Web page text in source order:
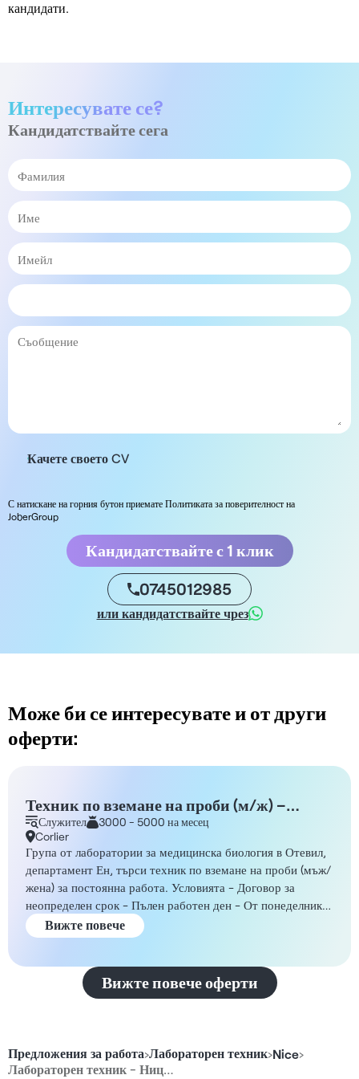
Предложения за работа›Лабораторен техник›Nice›
Лабораторен техник - Ниц…
кандидати.
Интересувате се?
Кандидатствайте сега
Качете своето CV
С натискане на горния бутон приемате Политиката за поверителност на
JoberGroup
Кандидатствайте с 1 клик
0745012985
или кандидатствайте чрез
Може би се интересувате и от други
оферти:
Техник по вземане на проби (м/ж) –
Отевил 01
Служител
3000 - 5000 на месец
Corlier
Група от лаборатории за медицинска биология в Отевил,
департамент Ен, търси техник по вземане на проби (мъж/
жена) за постоянна работа. Условията - Договор за
неопределен срок - Пълен работен ден - От понеделник
до петък - Всеки втори събота от 7:00 до 12:00 ч.
Организацията Ще се присъедините към независима
през 60-те години и състояща се от мрежа от няколко
обекта. Дейността включва рутинни анализи, вземане на
сперматологията, като специализираните анализи се
възлагат на външни партньори. Възнаграждение -
Вижте повече
Вижте повече оферти